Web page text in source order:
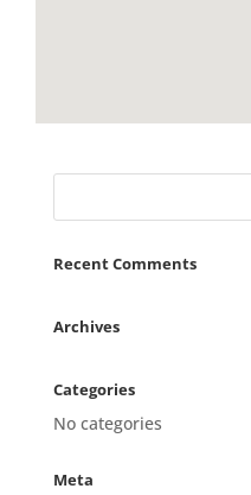
Recent Comments
Archives
Categories
No categories
Meta